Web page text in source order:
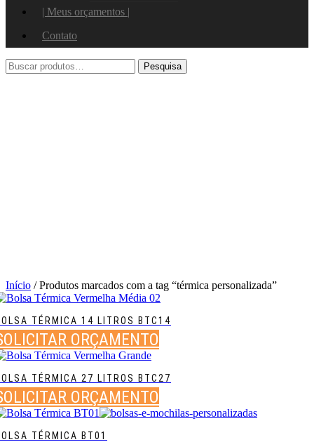
| Meus orçamentos |
Contato
Início / Produtos marcados com a tag “térmica personalizada”
TÉRMICA 14 LITROS BTC14
ORÇAMENTO
TÉRMICA 27 LITROS BTC27
ORÇAMENTO
TÉRMICA BT01